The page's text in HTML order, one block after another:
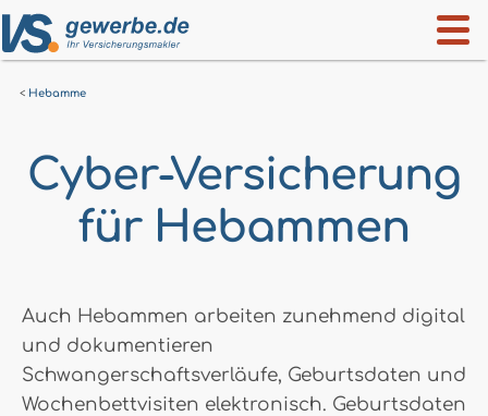
Hebamme
Cyber-Versicherung
für Hebammen
Auch Hebammen arbeiten zunehmend digital
und dokumentieren
Schwangerschaftsverläufe, Geburtsdaten und
Wochenbettvisiten elektronisch. Geburtsdaten